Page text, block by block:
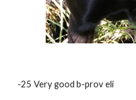
-25 Very good b-prov eli